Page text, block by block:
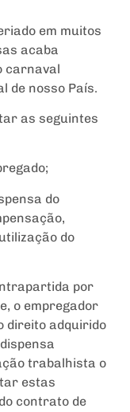
em muitos
acaba
carnaval
de nosso País.
as seguintes
do
do
por
o empregador
direito adquirido
trabalhista o
estas
contrato de